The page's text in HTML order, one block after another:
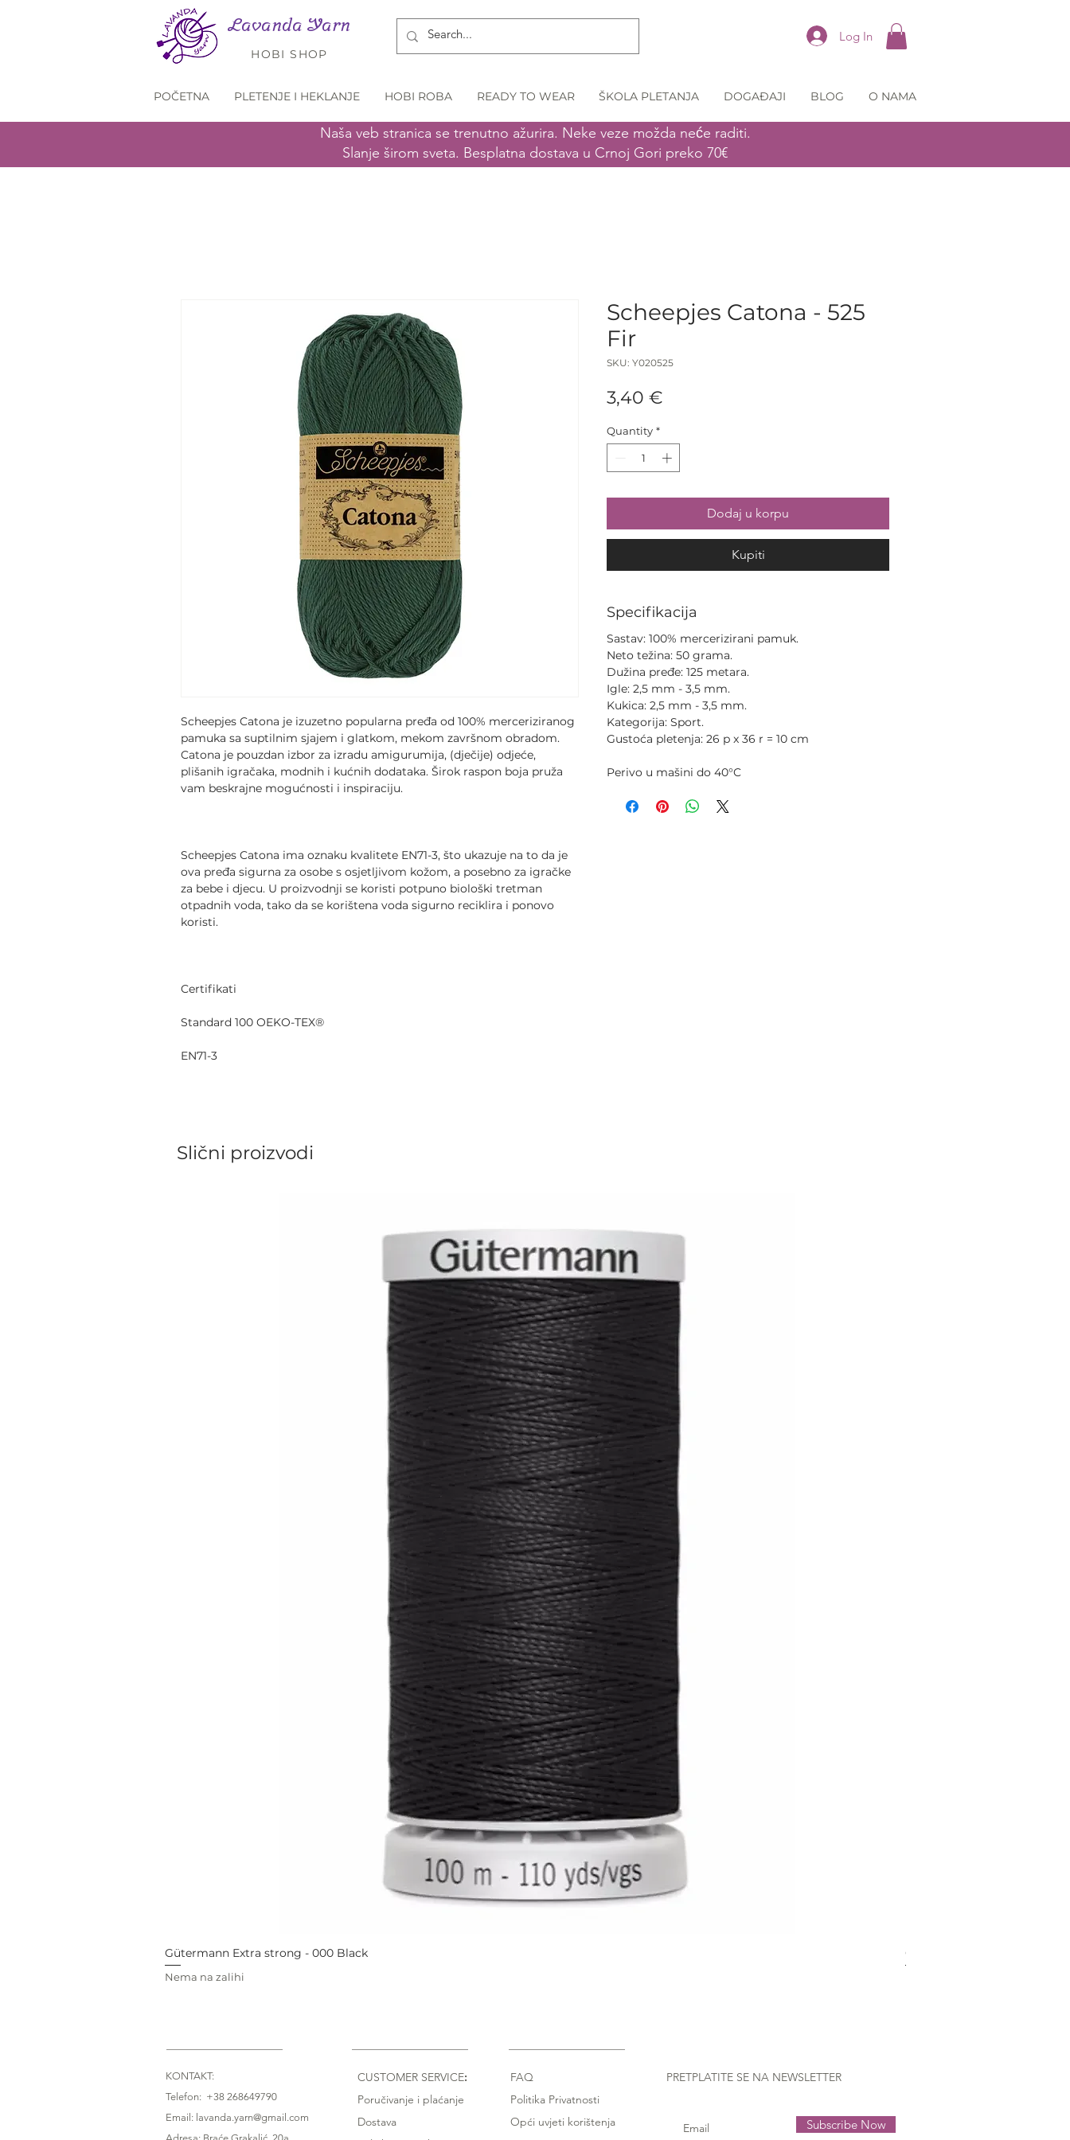
Lavanda Yarn
HOBI SHOP
Log In
POČETNA PLETENJE I HEKLANJE HOBI ROBA READY TO WEAR ŠKOLA PLETANJA DOGAĐAJI BLOG O NAMA
Naša veb stranica se trenutno ažurira. Neke veze možda neće raditi.
Slanje širom sveta. Besplatna dostava u Crnoj Gori preko 70€
Scheepjes Catona je izuzetno popularna pređa od 100% merceriziranog
pamuka sa suptilnim sjajem i glatkom, mekom završnom obradom.
Catona je pouzdan izbor za izradu amigurumija, (dječije) odjeće,
plišanih igračaka, modnih i kućnih dodataka. Širok raspon boja pruža
vam beskrajne mogućnosti i inspiraciju.
Scheepjes Catona ima oznaku kvalitete EN71-3, što ukazuje na to da je
ova pređa sigurna za osobe s osjetljivom kožom, a posebno za igračke
za bebe i djecu. U proizvodnji se koristi potpuno biološki tretman
otpadnih voda, tako da se korištena voda sigurno reciklira i ponovo
koristi.
Certifikati
Standard 100 OEKO-TEX®
EN71-3
Scheepjes Catona - 525
Fir
SKU: Y020525
3,40 €
Quantity *
Dodaj u korpu
Kupiti
Specifikacija
Sastav: 100% mercerizirani pamuk.
Neto težina: 50 grama.
Dužina pređe: 125 metara.
Igle: 2,5 mm - 3,5 mm.
Kukica: 2,5 mm - 3,5 mm.
Kategorija: Sport.
Gustoća pletenja: 26 p x 36 r = 10 cm
Perivo u mašini do 40°C
Slični proizvodi
Gütermann Extra strong - 000 Black
Nema na zalihi
Gütermann Extra strong -
KONTAKT:
Telefon: +38 268649790
Email: lavanda.yarn@gmail.com
CUSTOMER SERVICE:
Poručivanje i plaćanje
Dostava
FAQ
Politika Privatnosti
Opći uvjeti korištenja
PRETPLATITE SE NA NEWSLETTER
Subscribe Now